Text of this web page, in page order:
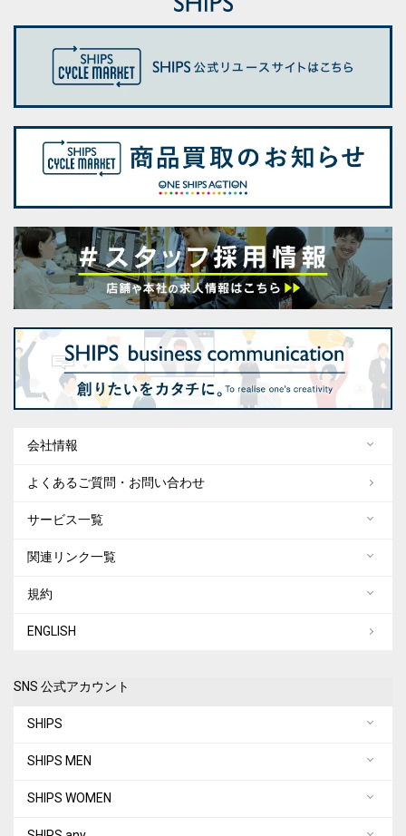
会社情報
よくあるご質問・お問い合わせ
サービス一覧
関連リンク一覧
規約
ENGLISH
SNS 公式アカウント
SHIPS
SHIPS MEN
SHIPS WOMEN